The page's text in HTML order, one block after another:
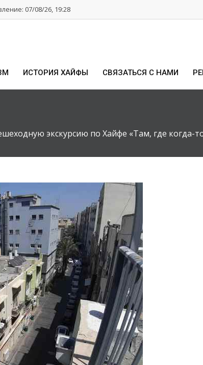
07/08/26, 19:28
ИСТОРИЯ ХАЙФЫ СВЯЗАТЬСЯ С НАМИ
экскурсию по Хайфе «Там, где когда-